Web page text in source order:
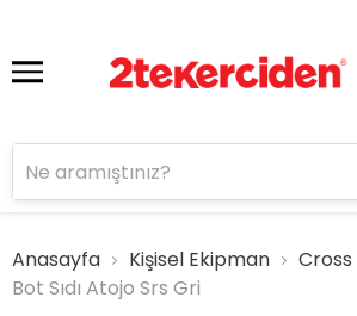
Anasayfa Kişisel Ekipman
Cross
Bot Sıdı Atojo Srs Gri